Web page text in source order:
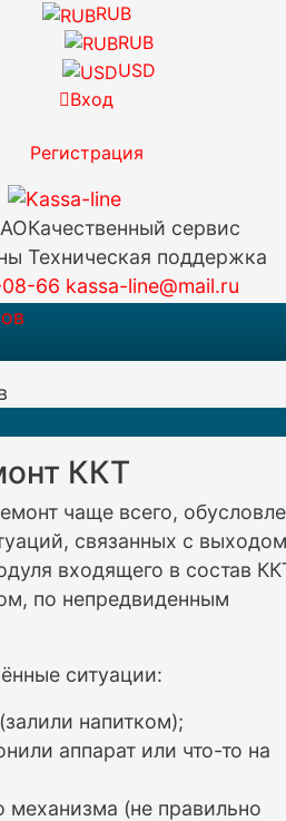
RUB
RUB
USD
Вход
Регистрация
Качественный сервис
Техническая поддержка
08-66 kassa-line@mail.ru
ККТ
чаще всего,
связанных с
входящего в состав
по непредвиденным
ситуации:
напитком);
аппарат или что-то на
механизма (не правильно